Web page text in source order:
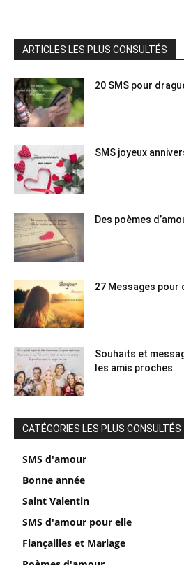
ARTICLES LES PLUS CONSULTÉS
20 SMS pour
SMS joyeux
Des poèmes
27 Messages pour
Souhaits et
les amis proches
CATÉGORIES LES PLUS CONSULTÉS
SMS d'amour
Bonne année
Saint Valentin
SMS d'amour pour elle
Fiançailles et Mariage